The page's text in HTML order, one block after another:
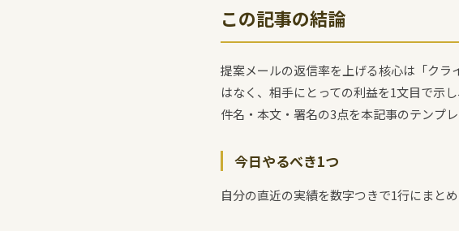
この記事の結論
提案メールの返信率を上げる核心は「ク
はなく、相手にとっての利益を1文目で示
件名・本文・署名の3点を本記事のテンプ
今日やるべき1つ
自分の直近の実績を数字つきで1行にまと